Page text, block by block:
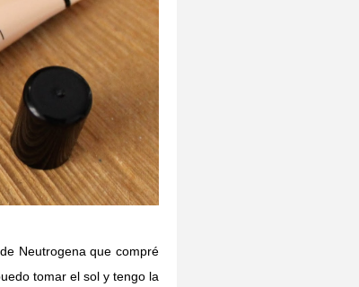
Neutrogena que compré
tomar el sol y tengo la